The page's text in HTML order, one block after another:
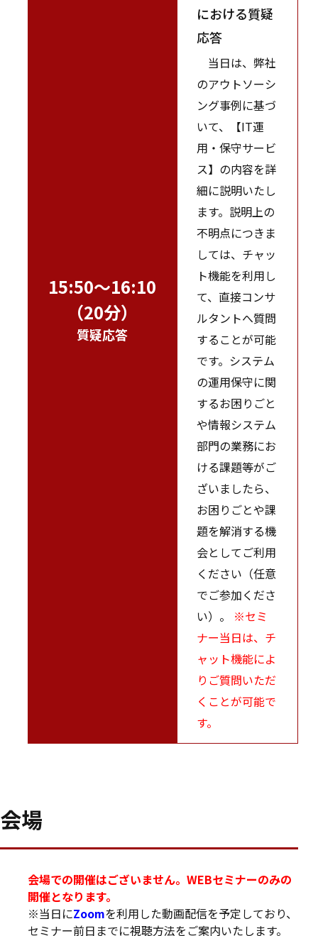
15:50～16:10
（20分）
質疑応答
における質疑
応答
当日は、弊社
のアウトソーシ
ング事例に基づ
いて、【IT運
用・保守サービ
ス】の内容を詳
細に説明いたし
ます。説明上の
不明点につきま
しては、チャッ
ト機能を利用し
て、直接コンサ
ルタントへ質問
することが可能
です。システム
の運用保守に関
するお困りごと
や情報システム
部門の業務にお
ける課題等がご
ざいましたら、
お困りごとや課
題を解消する機
会としてご利用
ください（任意
でご参加くださ
い）。 ※セミ
ナー当日は、チ
ャット機能によ
りご質問いただ
くことが可能で
す。
会場
会場での開催はございません。WEBセミナーのみの
開催となります。
※当日にZoomを利用した動画配信を予定しており、
セミナー前日までに視聴方法をご案内いたします。